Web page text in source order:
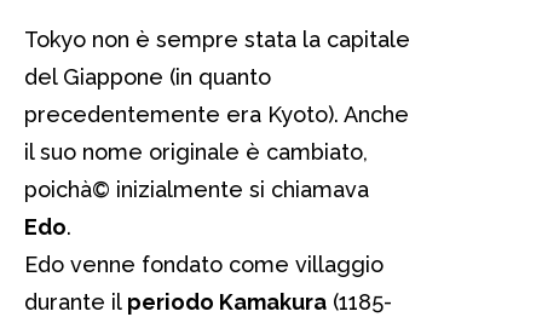
Tokyo non è sempre stata la capitale
del Giappone (in quanto
precedentemente era Kyoto). Anche
il suo nome originale è cambiato,
poichà© inizialmente si chiamava
Edo.
Edo venne fondato come villaggio
durante il periodo Kamakura (1185-